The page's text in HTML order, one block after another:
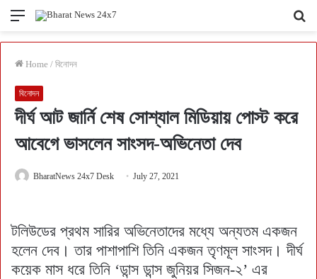
Menu
Home / বিনোদন
বিনোদন
দীর্ঘ আট জার্নি শেষ সোশ্যাল মিডিয়ায় পোস্ট করে
আবেগে ভাসলেন সাংসদ-অভিনেতা দেব
BharatNews 24x7 Desk July 27, 2021
টলিউডের প্রথম সারির অভিনেতাদের মধ্যে অন্যতম একজন
হলেন দেব। তার পাশাপাশি তিনি একজন তৃণমূল সাংসদ। দীর্ঘ
কয়েক মাস ধরে তিনি ‘ডান্স ডান্স জুনিয়র সিজন-২’ এর